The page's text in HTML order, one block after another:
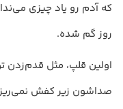
که آدم رو یاد چیزی
روز گم شده.
اولین قلپ، مثل قدم‌زدن
صداشون زیر کفش